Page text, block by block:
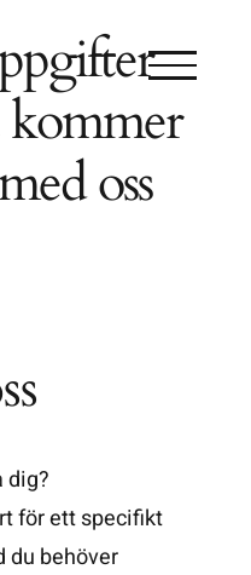
oss
dig?
för ett specifikt
du behöver